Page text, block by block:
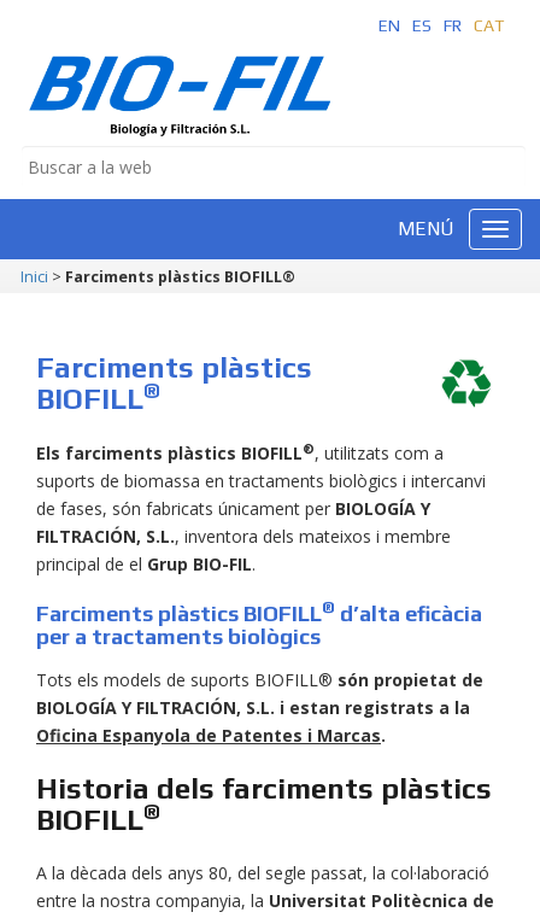
EN ES FR CAT
MENÚ
Inici > Farciments plàstics BIOFILL®
Farciments plàstics
BIOFILL®
Els farciments plàstics BIOFILL®, utilitzats com a
suports de biomassa en tractaments biològics i intercanvi
de fases, són fabricats únicament per BIOLOGÍA Y
FILTRACIÓN, S.L., inventora dels mateixos i membre
principal de el Grup BIO-FIL.
Farciments plàstics BIOFILL® d’alta eficàcia
per a tractaments biològics
Tots els models de suports BIOFILL® són propietat de
BIOLOGÍA Y FILTRACIÓN, S.L. i estan registrats a la
Oficina Espanyola de Patentes i Marcas.
Historia dels farciments plàstics
BIOFILL®
A la dècada dels anys 80, del segle passat, la col·laboració
entre la nostra companyia, la Universitat Politècnica de